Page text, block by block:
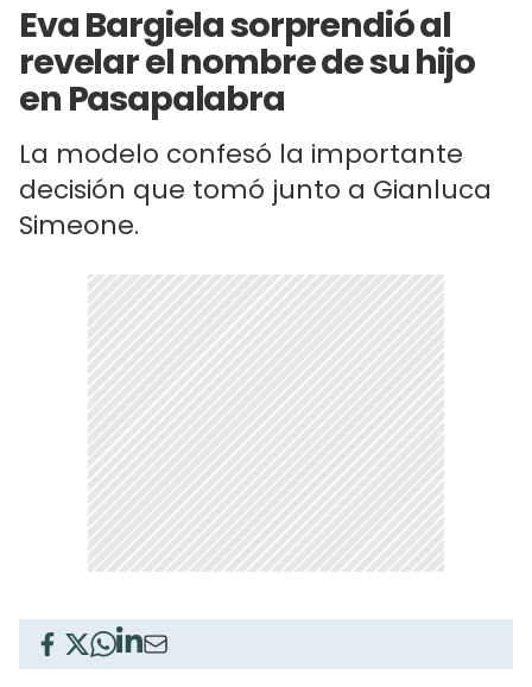
Eva Bargiela sorprendió al
revelar el nombre de su hijo
en Pasapalabra
La modelo confesó la importante
decisión que tomó junto a Gianluca
Simeone.